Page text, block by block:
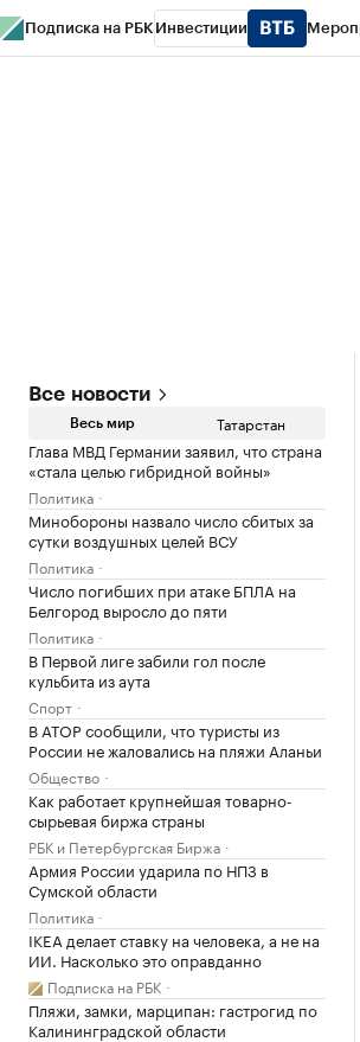
Подписка на РБК Инвестиции
Все новости
Весь мир Татарстан
Глава МВД Германии заявил, что страна
«стала целью гибридной войны»
Политика
Минобороны назвало число сбитых за
сутки воздушных целей ВСУ
Политика
Число погибших при атаке БПЛА на
Белгород выросло до пяти
Политика
В Первой лиге забили гол после
кульбита из аута
Спорт
В АТОР сообщили, что туристы из
России не жаловались на пляжи Аланьи
Общество
Как работает крупнейшая товарно-
сырьевая биржа страны
РБК и Петербургская Биржа
Армия России ударила по НПЗ в
Сумской области
Политика
IKEA делает ставку на человека, а не на
ИИ. Насколько это оправданно
Подписка на РБК
Пляжи, замки, марципан: гастрогид по
Калининградской области